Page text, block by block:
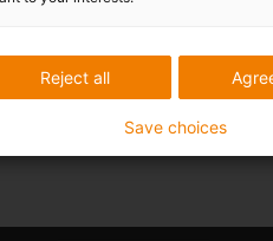
Reject all
Save choices